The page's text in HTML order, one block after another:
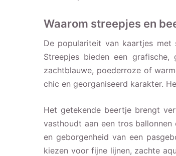
Waarom streepjes en
De populariteit van kaartjes met
Streepjes bieden een
zachtblauwe, poederroze of
chic en georganiseerd karakter.
Het getekende beertje brengt
vasthoudt aan een tros
en geborgenheid van een
kiezen voor fijne lijnen, zachte